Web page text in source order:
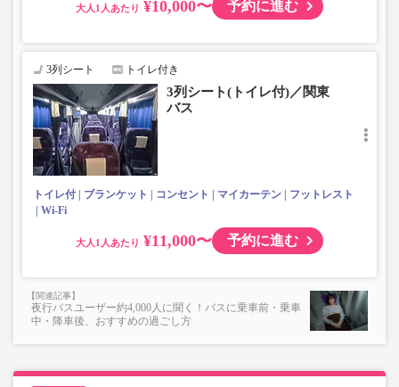
大人 ¥10,000〜 予約に進む
3列シート トイレ付き
3列シート(トイレ付)／関東
バス
トイレ付 ブランケット コンセント マイカーテン
フットレスト
Wi-Fi
大人 ¥11,000〜 予約に進む
夜行バスユーザー約4,000人に聞く！バスに乗車前・乗車
中・降車後、おすすめの過ごし方